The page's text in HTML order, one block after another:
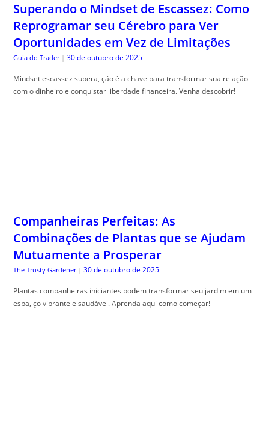
Superando o Mindset de Escassez: Como
Reprogramar seu Cérebro para Ver
Oportunidades em Vez de Limitações
Guia do Trader | 30 de outubro de 2025
Mindset escassez supera, ção é a chave para transformar sua relação
com o dinheiro e conquistar liberdade financeira. Venha descobrir!
Companheiras Perfeitas: As
Combinações de Plantas que se Ajudam
Mutuamente a Prosperar
The Trusty Gardener | 30 de outubro de 2025
Plantas companheiras iniciantes podem transformar seu jardim em um
espa, ço vibrante e saudável. Aprenda aqui como começar!